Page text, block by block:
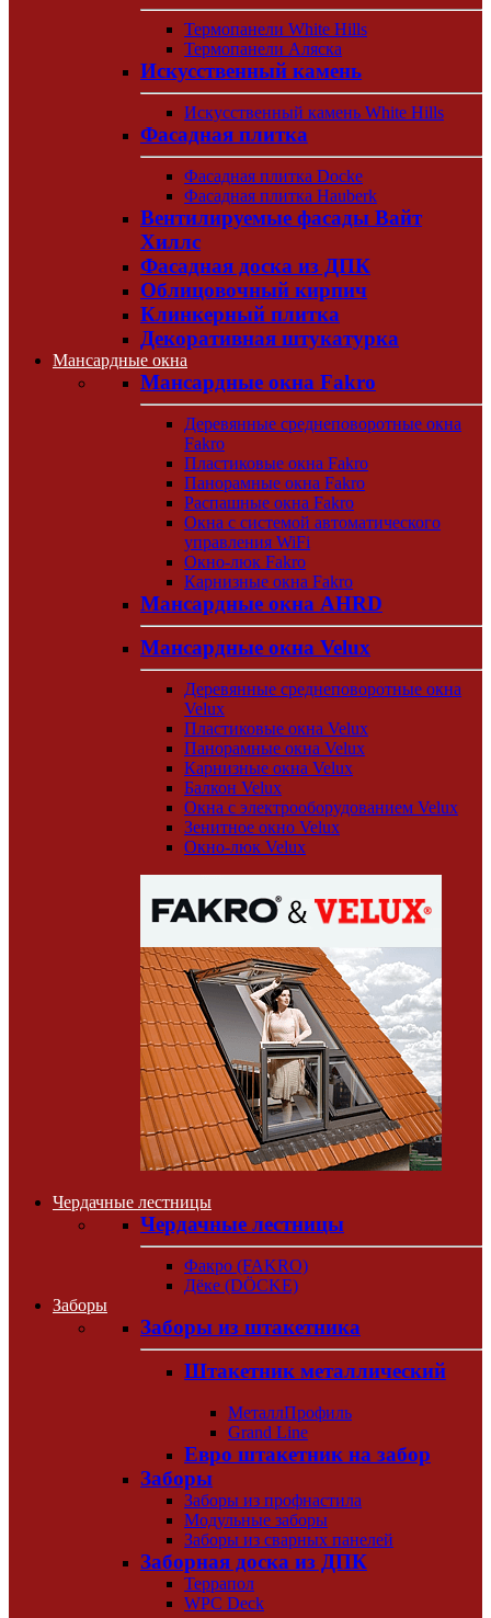
Термопанели White Hills
Термопанели Аляска
Искусственный камень
Искусственный камень White Hills
Фасадная плитка
Фасадная плитка Docke
Фасадная плитка Hauberk
Вентилируемые фасады Вайт
Хиллс
Фасадная доска из ДПК
Облицовочный кирпич
Клинкерный плитка
Декоративная штукатурка
Мансардные окна
Мансардные окна Fakro
Деревянные среднеповоротные окна
Fakro
Пластиковые окна Fakro
Панорамные окна Fakro
Распашные окна Fakro
Окна с системой автоматического
управления WiFi
Окно-люк Fakro
Карнизные окна Fakro
Мансардные окна AHRD
Мансардные окна Velux
Деревянные среднеповоротные окна
Velux
Пластиковые окна Velux
Панорамные окна Velux
Карнизные окна Velux
Балкон Velux
Окна с электрооборудованием Velux
Зенитное окно Velux
Окно-люк Velux
Чердачные лестницы
Чердачные лестницы
Факро (FAKRO)
Дёке (DÖCKE)
Заборы
Заборы из штакетника
Штакетник металлический
МеталлПрофиль
Grand Line
Евро штакетник на забор
Заборы
Заборы из профнастила
Модульные заборы
Заборы из сварных панелей
Заборная доска из ДПК
Террапол
WPC Deck